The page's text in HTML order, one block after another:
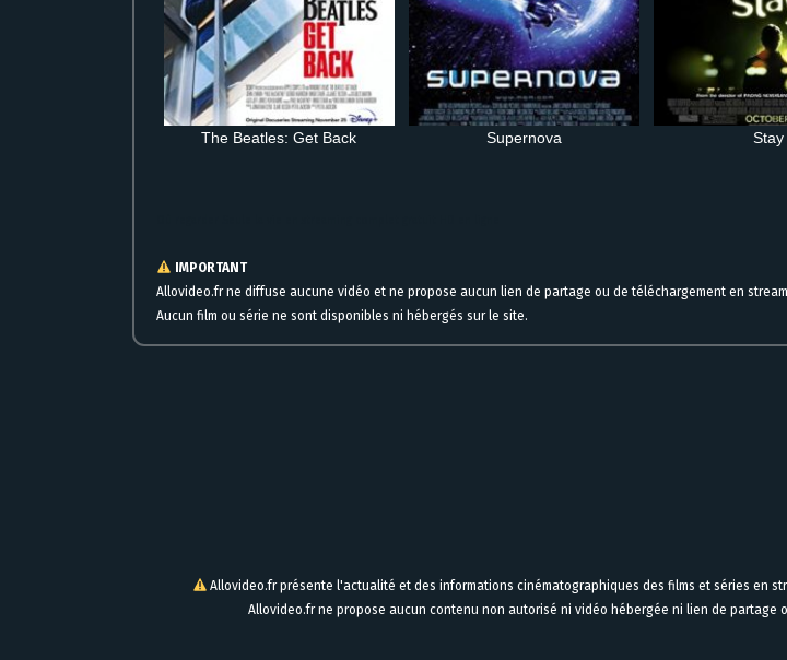
The Beatles: Get Back Supernova Stay
IMPORTANT
Allovideo.fr ne diffuse aucune vidéo et ne propose aucun lien de partage ou de téléchargement en
Aucun film ou série ne sont disponibles ni hébergés sur le site.
Allovideo.fr présente l'actualité et des informations cinématographiques des films et séries en
Allovideo.fr ne propose aucun contenu non autorisé ni vidéo hébergée ni lien de